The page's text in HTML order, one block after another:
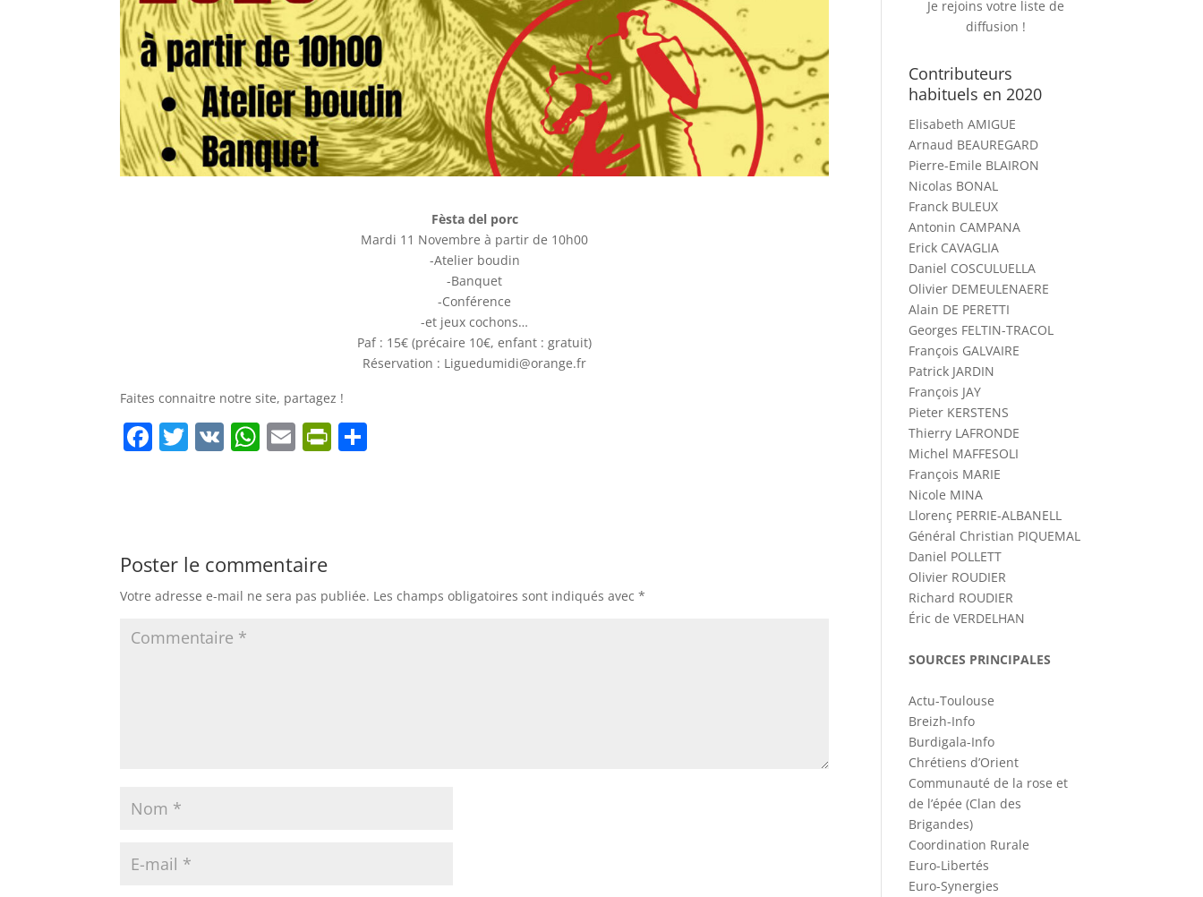
Fèsta del porc
Mardi 11 Novembre à partir de 10h00
-Atelier boudin
-Banquet
-Conférence
-et jeux cochons…
Paf : 15€ (précaire 10€, enfant : gratuit)
Réservation : Liguedumidi@orange.fr
Faites connaitre notre site, partagez !
F
b
o
o
k
T V W
A
p
p
E Pr
dl
Poster le commentaire
Votre adresse e-mail ne sera pas publiée. Les champs obligatoires sont indiqués avec*
Je rejoins votre liste de
diffusion !
Contributeurs
habituels en 2020
Elisabeth AMIGUE
Arnaud BEAUREGARD
Pierre-Emile BLAIRON
Nicolas BONAL
Franck BULEUX
Antonin CAMPANA
Erick CAVAGLIA
Daniel COSCULUELLA
Olivier DEMEULENAERE
Alain DE PERETTI
Georges FELTIN-TRACOL
François GALVAIRE
Patrick JARDIN
François JAY
Pieter KERSTENS
Thierry LAFRONDE
Michel MAFFESOLI
François MARIE
Nicole MINA
Llorenç PERRIE-ALBANELL
Général Christian PIQUEMAL
Daniel POLLETT
Olivier ROUDIER
Richard ROUDIER
Éric de VERDELHAN
SOURCES PRINCIPALES
Actu-Toulouse
Breizh-Info
Burdigala-Info
Chrétiens d’Orient
Communauté de la rose et
de l’épée (Clan des
Brigandes)
Coordination Rurale
Euro-Libertés
Euro-Synergies